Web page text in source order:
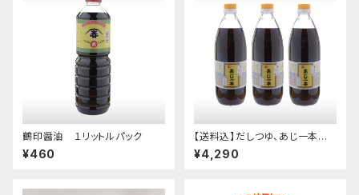
鶴印醤油 １リットルパック
¥460
【送料込】だしつゆ、あじ一本 １
リットルビンが３本
¥4,290